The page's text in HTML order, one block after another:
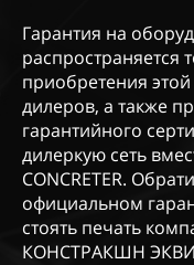
Гарантия на
распространяется
приобретения
дилеров, а также
гарантийного
дилеркую сеть
CONCRETER.
официальном
стоять печать
КОНСТРАКШН